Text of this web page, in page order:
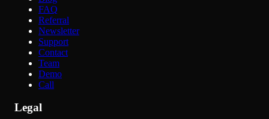
FAQ
Referral
Newsletter
Support
Contact
Team
Demo
Call
Legal